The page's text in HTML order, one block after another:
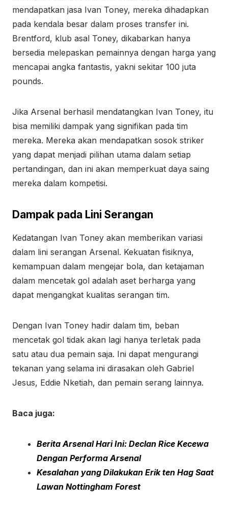
mendapatkan jasa Ivan Toney, mereka dihadapkan
pada kendala besar dalam proses transfer ini.
Brentford, klub asal Toney, dikabarkan hanya
bersedia melepaskan pemainnya dengan harga yang
mencapai angka fantastis, yakni sekitar 100 juta
pounds.
Jika Arsenal berhasil mendatangkan Ivan Toney, itu
bisa memiliki dampak yang signifikan pada tim
mereka. Mereka akan mendapatkan sosok striker
yang dapat menjadi pilihan utama dalam setiap
pertandingan, dan ini akan memperkuat daya saing
mereka dalam kompetisi.
Dampak pada Lini Serangan
Kedatangan Ivan Toney akan memberikan variasi
dalam lini serangan Arsenal. Kekuatan fisiknya,
kemampuan dalam mengejar bola, dan ketajaman
dalam mencetak gol adalah aset berharga yang
dapat mengangkat kualitas serangan tim.
Dengan Ivan Toney hadir dalam tim, beban
mencetak gol tidak akan lagi hanya terletak pada
satu atau dua pemain saja. Ini dapat mengurangi
tekanan yang selama ini dirasakan oleh Gabriel
Jesus, Eddie Nketiah, dan pemain serang lainnya.
Baca juga:
Berita Arsenal Hari Ini: Declan Rice Kecewa
Dengan Performa Arsenal
Kesalahan yang Dilakukan Erik ten Hag Saat
Lawan Nottingham Forest